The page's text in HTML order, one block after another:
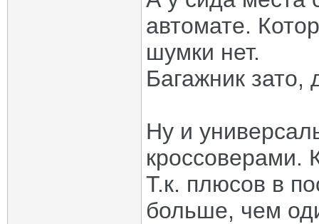
автомате.
шумки нет.
Багажник зато,
Ну и
кроссоверами.
Т.к. плюсов в
больше, чем